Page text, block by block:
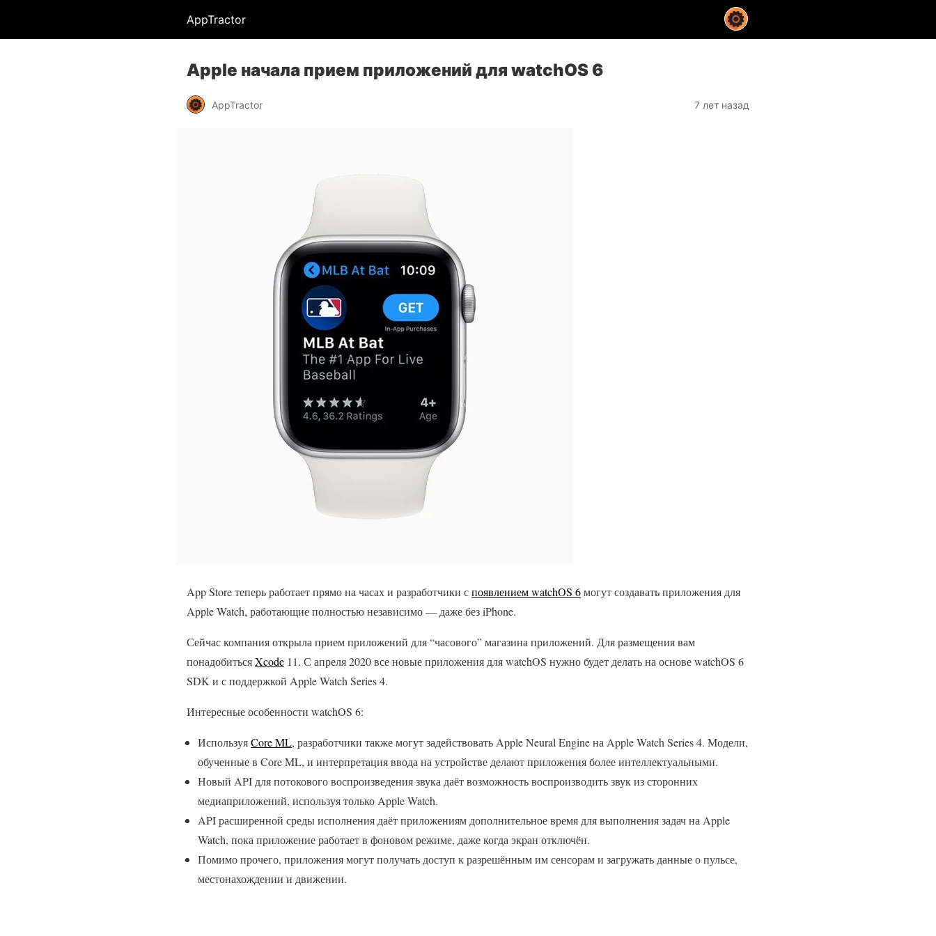
AppTractor
Apple начала прием приложений для watchOS 6
AppTractor 7 лет назад
App Store теперь работает прямо на часах и разработчики споявлением watchOS 6могут создавать приложения для
Apple Watch, работающие полностью независимо — даже без iPhone.
Сейчас компания открыла прием приложений для “часового” магазина приложений. Для размещения вам
понадобитьсяXcode 11. С апреля 2020 все новые приложения для watchOS нужно будет делать на основе watchOS 6
SDK и с поддержкой Apple Watch Series 4.
Интересные особенности watchOS 6:
ИспользуяCore ML, разработчики также могут задействовать Apple Neural Engine на Apple Watch Series 4. Модели,
обученные в Core ML, и интерпретация ввода на устройстве делают приложения более интеллектуальными.
Новый API для потокового воспроизведения звука даёт возможность воспроизводить звук из сторонних
медиаприложений, используя только Apple Watch.
API расширенной среды исполнения даёт приложениям дополнительное время для выполнения задач на Apple
Watch, пока приложение работает в фоновом режиме, даже когда экран отключён.
Помимо прочего, приложения могут получать доступ к разрешённым им сенсорам и загружать данные о пульсе,
местонахождении и движении.